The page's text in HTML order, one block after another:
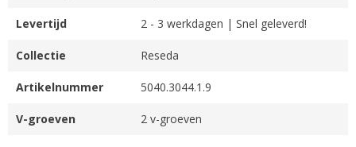
Levertijd 2 - 3 werkdagen | Snel geleverd!
Collectie Reseda
Artikelnummer 5040.3044.1.9
V-groeven 2 v-groeven